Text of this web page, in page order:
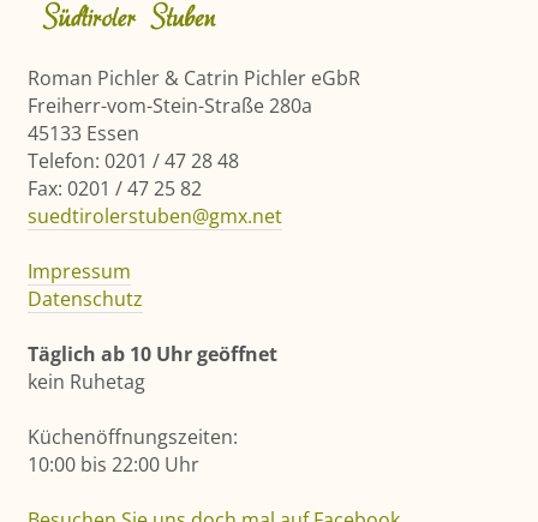
Roman Pichler & Catrin Pichler eGbR
Freiherr-vom-Stein-Straße 280a
45133 Essen
Telefon: 0201 / 47 28 48
Fax: 0201 / 47 25 82
suedtirolerstuben@gmx.net
Impressum
Datenschutz
Täglich ab 10 Uhr geöffnet
kein Ruhetag
Küchenöffnungszeiten:
10:00 bis 22:00 Uhr